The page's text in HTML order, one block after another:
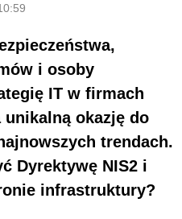
i osoby
IT w firmach
okazję do
trendach.
Dyrektywę NIS2 i
infrastruktury?